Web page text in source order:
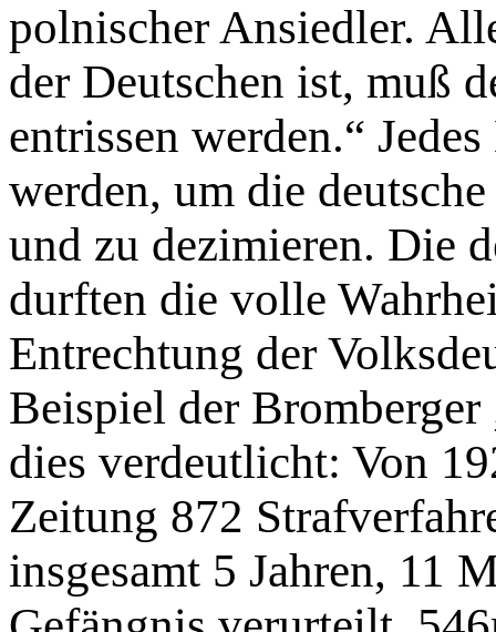
polnischer Ansiedler.
der Deutschen ist, muß
entrissen werden.“
werden, um die
und zu dezimieren. Die
durften die volle
Entrechtung der
Beispiel der Bromberger
dies verdeutlicht: Von
Zeitung 872
insgesamt 5 Jahren, 11